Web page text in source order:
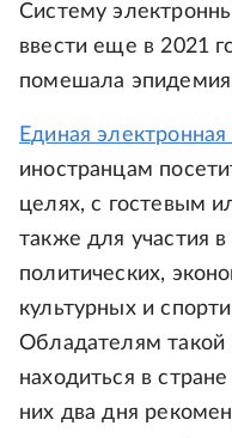
Систему
ввести еще в 2021
помешала эпидемия
Единая электронная
иностранцам
целях, с гостевым
также для участия
политических,
культурных и
Обладателям такой
находиться в
них два дня